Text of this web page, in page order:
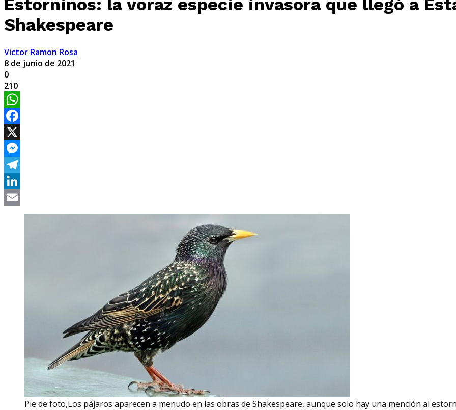
Shakespeare
Victor Ramon Rosa
8 de junio de 2021
0
210
WhatsApp
Facebook
X
Messenger
Telegram
LinkedIn
Pie de foto,Los pájaros aparecen a menudo en las obras de Shakespeare, aunque solo hay una mención al